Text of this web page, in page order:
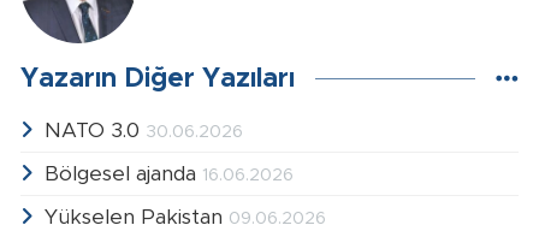
Yazarın Diğer Yazıları
NATO 3.0 30.06.2026
Bölgesel ajanda 16.06.2026
Yükselen Pakistan 09.06.2026